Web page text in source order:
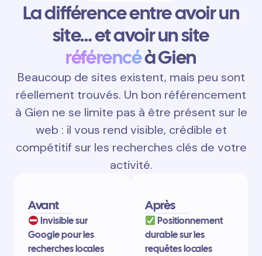
La différence entre avoir un
site… et avoir un site
référencéà Gien
Beaucoup de sites existent, mais peu sont
réellement trouvés. Un bon référencement
à Gien ne se limite pas à être présent sur le
web : il vous rend visible, crédible et
compétitif sur les recherches clés de votre
activité.
Avant
Invisible sur
Google pour les
recherches locales
Après
Positionnement
durable sur les
requêtes locales